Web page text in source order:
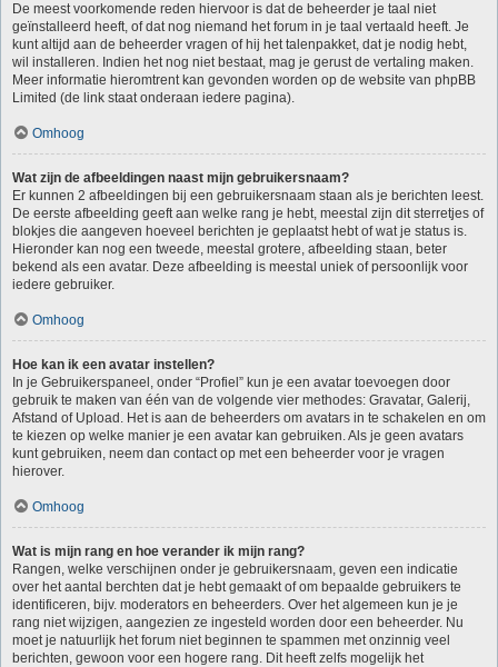
De meest voorkomende reden hiervoor is dat de beheerder je taal niet
geïnstalleerd heeft, of dat nog niemand het forum in je taal vertaald heeft. Je
kunt altijd aan de beheerder vragen of hij het talenpakket, dat je nodig hebt,
wil installeren. Indien het nog niet bestaat, mag je gerust de vertaling maken.
Meer informatie hieromtrent kan gevonden worden op de website van phpBB
Limited (de link staat onderaan iedere pagina).
Omhoog
Wat zijn de afbeeldingen naast mijn gebruikersnaam?
Er kunnen 2 afbeeldingen bij een gebruikersnaam staan als je berichten leest.
De eerste afbeelding geeft aan welke rang je hebt, meestal zijn dit sterretjes of
blokjes die aangeven hoeveel berichten je geplaatst hebt of wat je status is.
Hieronder kan nog een tweede, meestal grotere, afbeelding staan, beter
bekend als een avatar. Deze afbeelding is meestal uniek of persoonlijk voor
iedere gebruiker.
Omhoog
Hoe kan ik een avatar instellen?
In je Gebruikerspaneel, onder “Profiel” kun je een avatar toevoegen door
gebruik te maken van één van de volgende vier methodes: Gravatar, Galerij,
Afstand of Upload. Het is aan de beheerders om avatars in te schakelen en om
te kiezen op welke manier je een avatar kan gebruiken. Als je geen avatars
kunt gebruiken, neem dan contact op met een beheerder voor je vragen
hierover.
Omhoog
Wat is mijn rang en hoe verander ik mijn rang?
Rangen, welke verschijnen onder je gebruikersnaam, geven een indicatie
over het aantal berchten dat je hebt gemaakt of om bepaalde gebruikers te
identificeren, bijv. moderators en beheerders. Over het algemeen kun je je
rang niet wijzigen, aangezien ze ingesteld worden door een beheerder. Nu
moet je natuurlijk het forum niet beginnen te spammen met onzinnig veel
berichten, gewoon voor een hogere rang. Dit heeft zelfs mogelijk het